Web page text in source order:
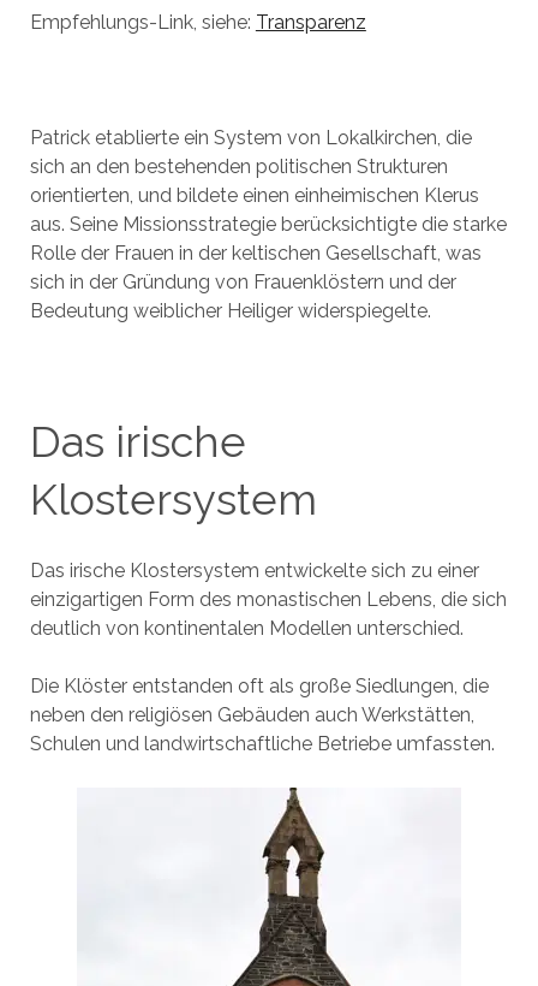
Empfehlungs-Link, siehe: Transparenz
Patrick etablierte ein System von Lokalkirchen, die
sich an den bestehenden politischen Strukturen
orientierten, und bildete einen einheimischen Klerus
aus. Seine Missionsstrategie berücksichtigte die starke
Rolle der Frauen in der keltischen Gesellschaft, was
sich in der Gründung von Frauenklöstern und der
Bedeutung weiblicher Heiliger widerspiegelte.
Das irische
Klostersystem
Das irische Klostersystem entwickelte sich zu einer
einzigartigen Form des monastischen Lebens, die sich
deutlich von kontinentalen Modellen unterschied.
Die Klöster entstanden oft als große Siedlungen, die
neben den religiösen Gebäuden auch Werkstätten,
Schulen und landwirtschaftliche Betriebe umfassten.